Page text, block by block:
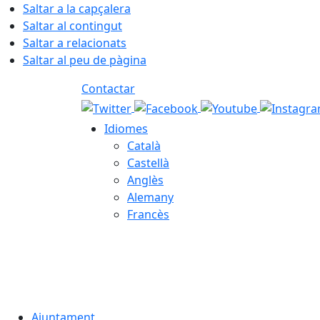
Saltar a la capçalera
Saltar al contingut
Saltar a relacionats
Saltar al peu de pàgina
Contactar
Idiomes
Català
Castellà
Anglès
Alemany
Francès